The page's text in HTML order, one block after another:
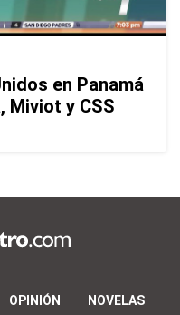
en Panamá
Miviot y CSS
OPINIÓN NOVELAS